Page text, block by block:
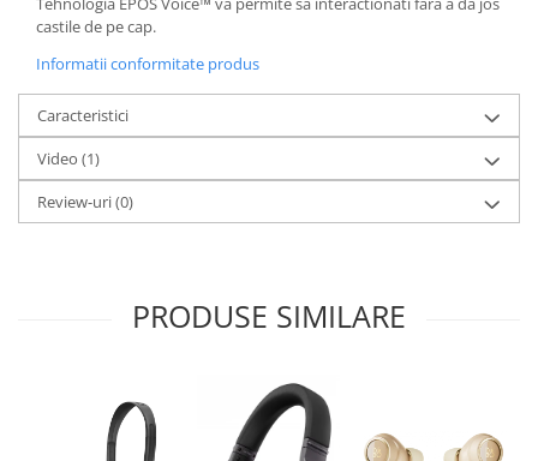
castile de pe cap.
Informatii conformitate produs
Caracteristici
Video (1)
Review-uri(0)
PRODUSE SIMILARE